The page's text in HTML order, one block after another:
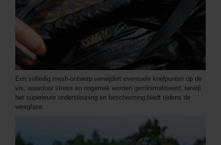
Een volledig mesh-ontwerp verwijdert eventuele knelpunten op de
vis, waardoor stress en ongemak worden geminimaliseerd, terwijl
het superieure ondersteuning en bescherming biedt tijdens de
weegfase.